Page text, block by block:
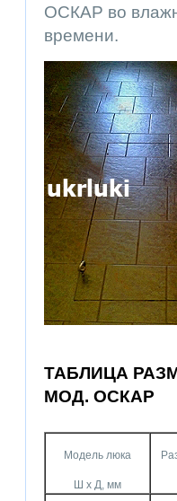
ОСКАР во
времени.
ТАБЛИЦА
МОД. ОСКАР
Модель люка
Ш х Д, мм